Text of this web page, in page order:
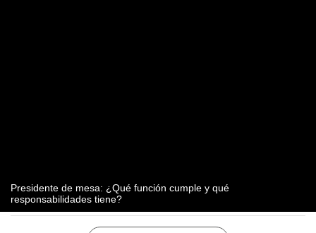
Presidente de mesa: ¿Qué función cumple y qué
responsabilidades tiene?